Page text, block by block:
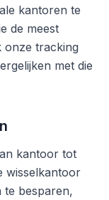
kantoren te
de meest
onze tracking
met die
kantoor tot
wisselkantoor
te besparen,